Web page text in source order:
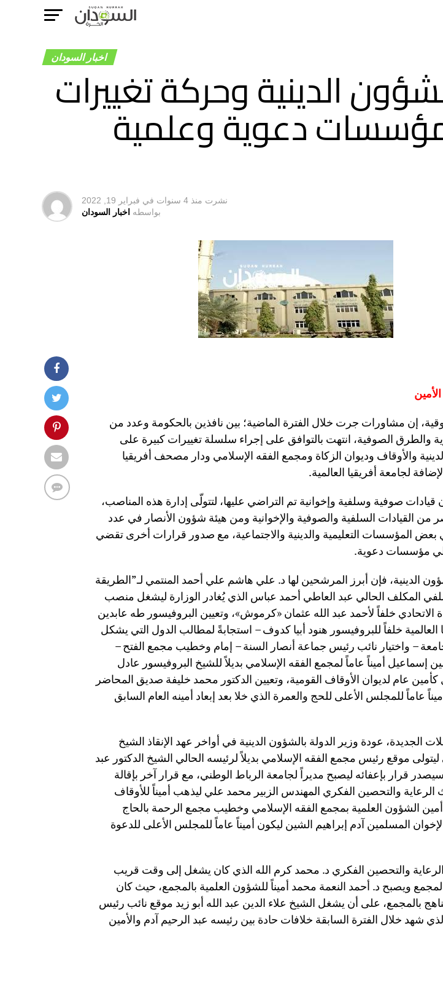
اخبار السودان
الدينية وحركة تغييرات
دعوية وعلمية
نشرت منذ 4 سنوات في فبراير 19, 2022
بواسطه اخبار السودان
إن مشاورات جرت خلال الفترة الماضية؛ بين نافذين بالحكومة وعدد من
والطرق الصوفية، انتهت بالتوافق على إجراء سلسلة تغييرات كبيرة على
والأوقاف وديوان الزكاة ومجمع الفقه الإسلامي ودار مصحف أفريقيا
لجامعة أفريقيا العالمية.
صوفية وسلفية وإخوانية تم التراضي عليها، لتتولّى إدارة هذه المناصب،
من القيادات السلفية والصوفية والإخوانية ومن هيئة شؤون الأنصار في عدد
بعض المؤسسات التعليمية والدينية والاجتماعية، مع صدور قرارات أخرى تقضي
مؤسسات دعوية.
الدينية، فإن أبرز المرشحين لها د. علي هاشم علي أحمد المنتمي لـ”الطريقة
المكلف الحالي عبد العاطي أحمد عباس الذي يُغادر الوزارة ليشغل منصب
الاتحادي خلفاً لأحمد عبد الله عثمان «كرموش»، وتعيين البروفيسور طه عابدين
العالمية خلفاً للبروفيسور هنود أبيا كدوف – استجابةً لمطالب الدول التي يشكل
– واختيار نائب رئيس جماعة أنصار السنة – إمام وخطيب مجمع الفتح –
إسماعيل أميناً عاماً لمجمع الفقه الإسلامي بديلاً للشيخ البروفيسور عادل
عام لديوان الأوقاف القومية، وتعيين الدكتور محمد خليفة صديق المحاضر
عاماً للمجلس الأعلى للحج والعمرة الذي خلا بعد إبعاد أمينه العام السابق
الجديدة، عودة وزير الدولة بالشؤون الدينية في أواخر عهد الإنقاذ الشيخ
موقع رئيس مجمع الفقه الإسلامي بديلاً لرئيسه الحالي الشيخ الدكتور عبد
قرار بإعفائه ليصبح مديراً لجامعة الرباط الوطني، مع قرار آخر بإقالة
الرعاية والتحصين الفكري المهندس الزبير محمد علي ليذهب أميناً للأوقاف
أمين الشؤون العلمية بمجمع الفقه الإسلامي وخطيب مجمع الرحمة بالحاج
المسلمين آدم إبراهيم الشين ليكون أميناً عاماً للمجلس الأعلى للدعوة
الرعاية والتحصين الفكري د. محمد كرم الله الذي كان يشغل إلى وقت قريب
ويصبح د. أحمد النعمة محمد أميناً للشؤون العلمية بالمجمع، حيث كان
بالمجمع، على أن يشغل الشيخ علاء الدين عبد الله أبو زيد موقع نائب رئيس
شهد خلال الفترة السابقة خلافات حادة بين رئيسه عبد الرحيم آدم والأمين